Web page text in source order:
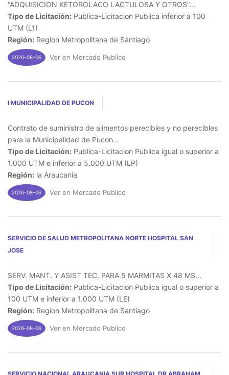
“ADQUISICION KETOROLACO LACTULOSA Y OTROS”...
Tipo de Licitación: Publica-Licitacion Publica inferior a 100
UTM (L1)
Región: Region Metropolitana de Santiago
2026-08-06 Ver en Mercado Publico
I MUNICIPALIDAD DE PUCON
Contrato de suministro de alimentos perecibles y no perecibles
para la Municipalidad de Pucon...
Tipo de Licitación: Publica-Licitacion Publica igual o superior a
1.000 UTM e inferior a 5.000 UTM (LP)
Región: la Araucania
2026-08-06 Ver en Mercado Publico
SERVICIO DE SALUD METROPOLITANA NORTE HOSPITAL SAN
JOSE
SERV. MANT. Y ASIST TEC. PARA 5 MARMITAS X 48 MS...
Tipo de Licitación: Publica-Licitacion Publica igual o superior a
100 UTM e inferior a 1.000 UTM (LE)
Región: Region Metropolitana de Santiago
2026-08-06 Ver en Mercado Publico